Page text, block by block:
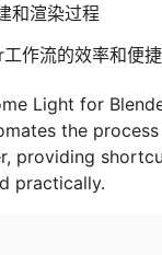
和渲染过程
作流的效率和便
Light for
the
providing
practically.